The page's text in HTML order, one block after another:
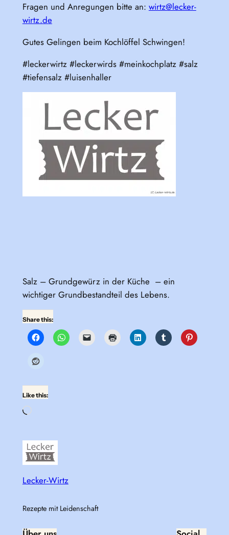
Fragen und Anregungen bitte an: wirtz@lecker-
wirtz.de
Gutes Gelingen beim Kochlöffel Schwingen!
#leckerwirtz #leckerwirds #meinkochplatz #salz
#tiefensalz #luisenhaller
Salz – Grundgewürz in der Küche – ein
wichtiger Grundbestandteil des Lebens.
Share this:
Like this:
Loading…
Lecker-Wirtz
Rezepte mit Leidenschaft